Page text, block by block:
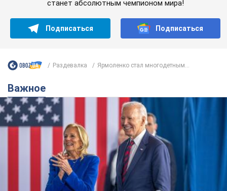
Супруга тяжелобольного Джо Байдена
назвала первый симптом, который
сигнализировал о его "агрессивном" раке
Сначала врачи не обратили на это должного внимания
10,0 т.